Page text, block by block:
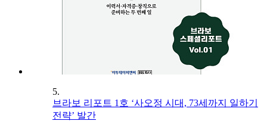
5.
브라보 리포트 1호 ‘사오정 시대, 73세까지 일하기
전략’ 발간